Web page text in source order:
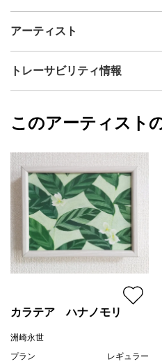
制作年
油彩
カラー
ホワイト
ジャンル
抽象画
配送目安
二週間以内
研ぎ澄まされた光を受けてまちの
アーティスト
洲崎永世
フォローする
トレーサビリティ情報
洲崎永世
このアーティスト
カラテア ハナノモリ
洲崎永世
プラン
レギュラー